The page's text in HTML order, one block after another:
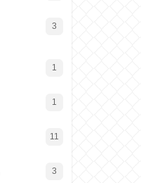
3
1
1
11
3